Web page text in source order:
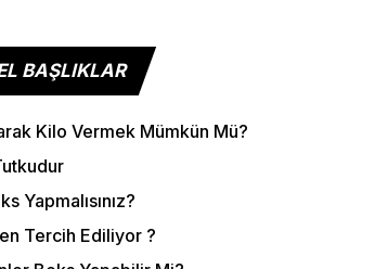
BAŞLIKLAR
Kilo Vermek Mümkün Mü?
Yapmalısınız?
Tercih Ediliyor ?